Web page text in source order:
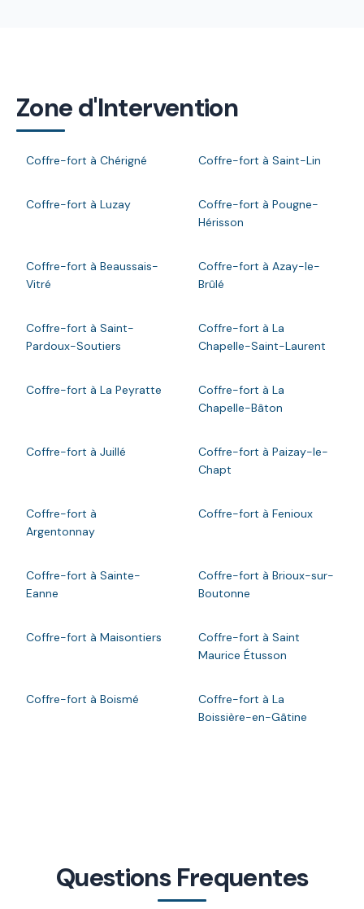
Zone d'Intervention
Coffre-fort à Chérigné Coffre-fort à Saint-Lin
Coffre-fort à Luzay
Coffre-fort à Pougne-
Hérisson
Coffre-fort à Beaussais-
Vitré
Coffre-fort à Azay-le-
Brûlé
Coffre-fort à Saint-
Pardoux-Soutiers
Coffre-fort à La
Chapelle-Saint-Laurent
Coffre-fort à La Peyratte
Coffre-fort à La
Chapelle-Bâton
Coffre-fort à Juillé
Coffre-fort à Paizay-le-
Chapt
Coffre-fort à
Argentonnay
Coffre-fort à Fenioux
Coffre-fort à Sainte-
Eanne
Coffre-fort à Brioux-sur-
Boutonne
Coffre-fort à Maisontiers
Coffre-fort à Saint
Maurice Étusson
Coffre-fort à Boismé
Coffre-fort à La
Boissière-en-Gâtine
Questions Frequentes